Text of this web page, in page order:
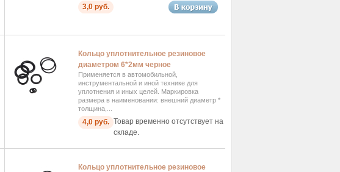
3,0 руб.
Кольцо уплотнительное резиновое
диаметром 6*2мм черное
Применяется в автомобильной,
инструментальной и иной технике для
уплотнения и иных целей. Маркировка
размера в наименовании: внешний диаметр *
толщина,...
4,0 руб. Товар временно отсутствует на
складе.
Кольцо уплотнительное резиновое